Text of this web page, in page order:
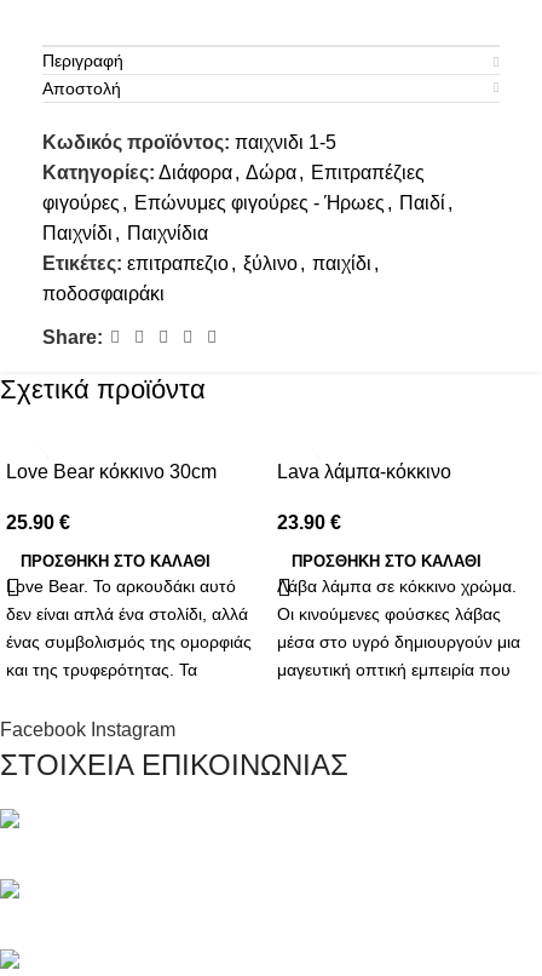
Περιγραφή
Αποστολή
Κωδικός προϊόντος: παιχνιδι 1-5
Κατηγορίες: Διάφορα, Δώρα, Επιτραπέζιες
φιγούρες , Επώνυμες φιγούρες - Ήρωες , Παιδί ,
Παιχνίδι , Παιχνίδια
Ετικέτες: επιτραπεζιο, ξύλινο, παιχίδι ,
ποδοσφαιράκι
Share:
Σχετικά προϊόντα
Love Bear κόκκινο 30cm
25.90 €
ΠΡΟΣΘΉΚΗ ΣΤΟ ΚΑΛΆΘΙ
Love Bear. Το αρκουδάκι αυτό
δεν είναι απλά ένα στολίδι, αλλά
ένας συμβολισμός της ομορφιάς
και της τρυφερότητας. Τα
διακοσμούν αντιπροσωπεύουν
την αδιάκοπη και αναλλοίωτη
αγάπη που θες να προσφέρεις.
Κάθε πέταλο είναι μια
υπέροχων αναμνήσεων που θα
Lava λάμπα-κόκκινο
23.90 €
ΠΡΟΣΘΉΚΗ ΣΤΟ ΚΑΛΆΘΙ
Λάβα λάμπα σε κόκκινο χρώμα.
Οι κινούμενες φούσκες λάβας
μέσα στο υγρό δημιουργούν μια
μαγευτική οπτική εμπειρία που
δημιουργήσει μια χαλαρωτική
ατμόσφαιρα στο σπίτι, το γραφείο
Facebook Instagram
ΣΤΟΙΧΕΙΑ ΕΠΙΚΟΙΝΩΝΙΑΣ